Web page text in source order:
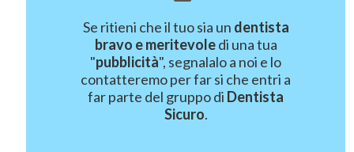
Se ritieni che il tuo sia un dentista
bravo e meritevoledi una tua
"pubblicità", segnalalo a noi e lo
contatteremo per far si che entri a
far parte del gruppo di Dentista
Sicuro.